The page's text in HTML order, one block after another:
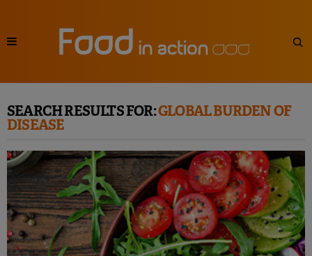
SEARCH RESULTS FOR:GLOBAL BURDEN OF
DISEASE